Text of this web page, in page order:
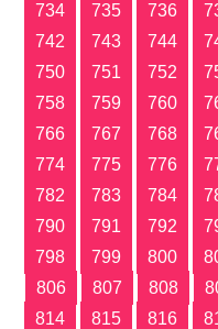
734
735 736
742
743 744
750
751 752
758
759 760
766
767 768
774
775 776
782
783 784
790
791 792
798
799 800
806
807 808
814
815 816